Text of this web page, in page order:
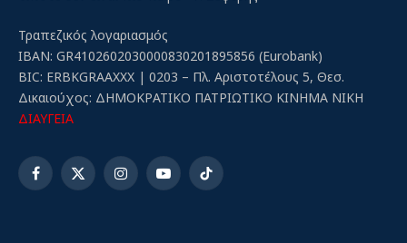
Τραπεζικός λογαριασμός
IBAN: GR4102602030000830201895856 (Eurobank)
BIC: ERBKGRAAXXX | 0203 – Πλ. Αριστοτέλους 5, Θεσ.
Δικαιούχος: ΔΗΜΟΚΡΑΤΙΚΟ ΠΑΤΡΙΩΤΙΚΟ ΚΙΝΗΜΑ ΝΙΚΗ
ΔΙΑΥΓΕΙΑ
Facebook
X
InstagramYouTubeTikTok